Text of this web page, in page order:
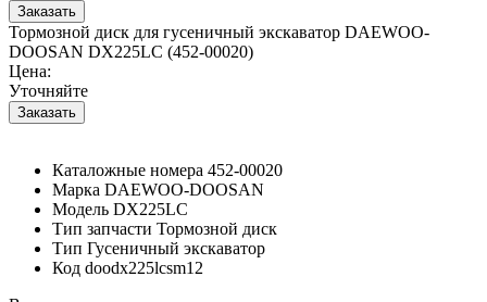
Тормозной диск для гусеничный экскаватор DAEWOO-
DOOSAN DX225LC (452-00020)
Цена:
Уточняйте
Каталожные номера 452-00020
Марка DAEWOO-DOOSAN
Модель DX225LC
Тип запчасти Тормозной диск
Тип Гусеничный экскаватор
Код doodx225lcsm12